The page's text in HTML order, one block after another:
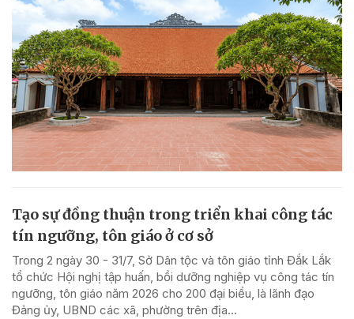
Tạo sự đồng thuận trong triển khai công tác
tín ngưỡng, tôn giáo ở cơ sở
Trong 2 ngày 30 - 31/7, Sở Dân tộc và tôn giáo tỉnh Đắk Lắk
tổ chức Hội nghị tập huấn, bồi dưỡng nghiệp vụ công tác tín
ngưỡng, tôn giáo năm 2026 cho 200 đại biểu, là lãnh đạo
Đảng ủy, UBND các xã, phường trên địa...